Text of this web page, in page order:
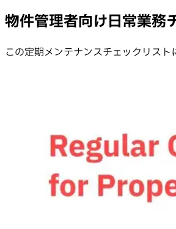
物件管理者向け日常業務
この定期メンテナンスチェックリスト